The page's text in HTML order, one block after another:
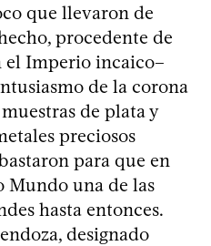
que llevaron de
procedente de
el Imperio incaico–
de la corona
de plata y
preciosos
para que en
Mundo una de las
hasta entonces.
designado